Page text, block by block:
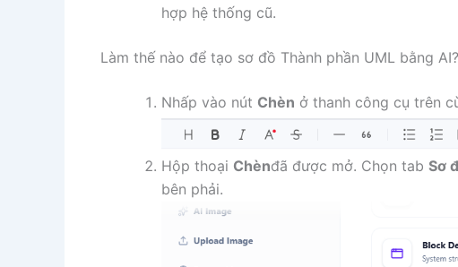
hợp hệ thống cũ.
Làm thế nào để tạo sơ đồ Thành phần UML bằng AI?
Nhấp vào nút Chèn ở thanh công cụ trên
Hộp thoại Chènđã được mở. Chọn tab Sơ
bên phải.